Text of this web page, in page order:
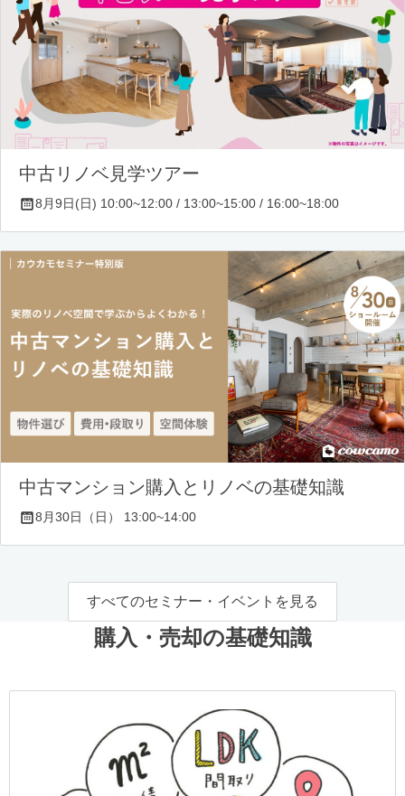
中古リノベ見学ツアー
8月9日(日) 10:00~12:00 / 13:00~15:00 / 16:00~18:00
中古マンション購入とリノベの基礎知識
8月30日（日） 13:00~14:00
すべてのセミナー・イベントを見る
購入・売却の基礎知識